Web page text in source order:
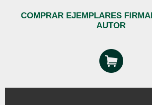
COMPRAR EJEMPLARES
AUTOR